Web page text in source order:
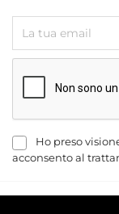
Ho preso
acconsento al